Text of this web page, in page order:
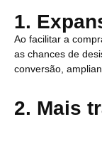
1.
Ao facilitar a
as chances de
conversão,
2. Mais